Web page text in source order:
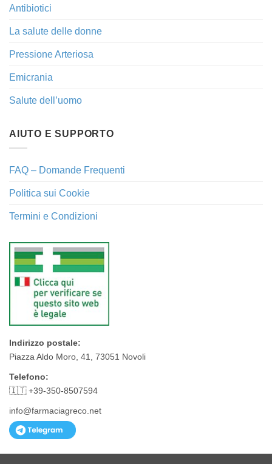
Antibiotici
La salute delle donne
Pressione Arteriosa
Emicrania
Salute dell’uomo
AIUTO E SUPPORTO
FAQ – Domande Frequenti
Politica sui Cookie
Termini e Condizioni
Indirizzo postale:
Piazza Aldo Moro, 41, 73051 Novoli
Telefono:
🇮🇹 +39-350-8507594
info@farmaciagreco.net